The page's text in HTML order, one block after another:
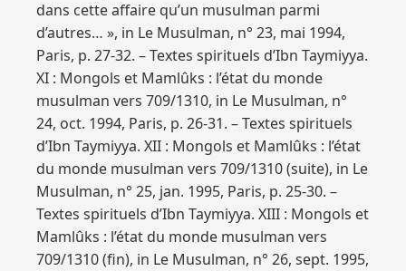
dans cette affaire qu’un musulman parmi
d’autres… », in Le Musulman, n° 23, mai 1994,
Paris, p. 27-32. – Textes spirituels d’Ibn Taymiyya.
XI : Mongols et Mamlûks : l’état du monde
musulman vers 709/1310, in Le Musulman, n°
24, oct. 1994, Paris, p. 26-31. – Textes spirituels
d’Ibn Taymiyya. XII : Mongols et Mamlûks : l’état
du monde musulman vers 709/1310 (suite), in Le
Musulman, n° 25, jan. 1995, Paris, p. 25-30. –
Textes spirituels d’Ibn Taymiyya. XIII : Mongols et
Mamlûks : l’état du monde musulman vers
709/1310 (fin), in Le Musulman, n° 26, sept. 1995,